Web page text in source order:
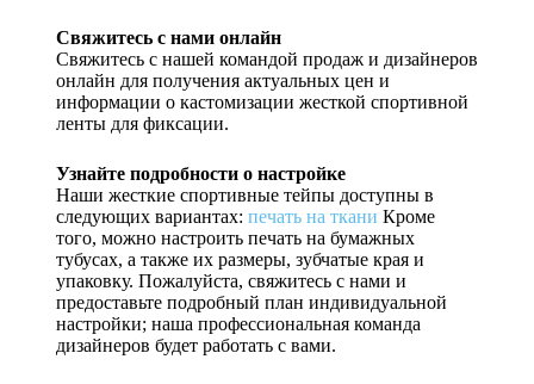
Свяжитесь с нами онлайн
Свяжитесь с нашей командой продаж и дизайнеров
онлайн для получения актуальных цен и
информации о кастомизации жесткой спортивной
ленты для фиксации.
Узнайте подробности о настройке
Наши жесткие спортивные тейпы доступны в
следующих вариантах: печать на ткани Кроме
того, можно настроить печать на бумажных
тубусах, а также их размеры, зубчатые края и
упаковку. Пожалуйста, свяжитесь с нами и
предоставьте подробный план индивидуальной
настройки; наша профессиональная команда
дизайнеров будет работать с вами.